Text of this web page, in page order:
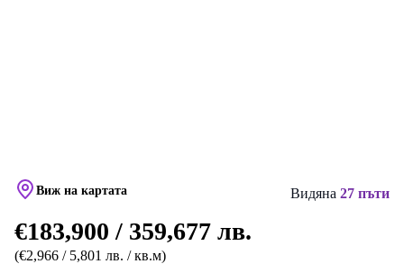
Виж на картата Видяна 27 пъти
€183,900 / 359,677 лв.
(€2,966 / 5,801 лв. / кв.м)